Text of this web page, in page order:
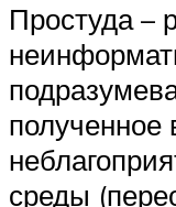
Простуда –
полученное
среды